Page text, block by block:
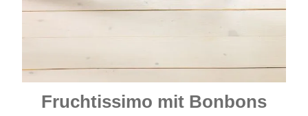
Fruchtissimo mit Bonbons